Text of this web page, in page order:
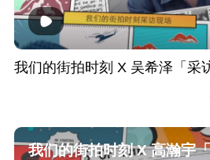
我们的街拍时刻 X 吴希泽「采
我们的街拍时刻 X 高瀚宇